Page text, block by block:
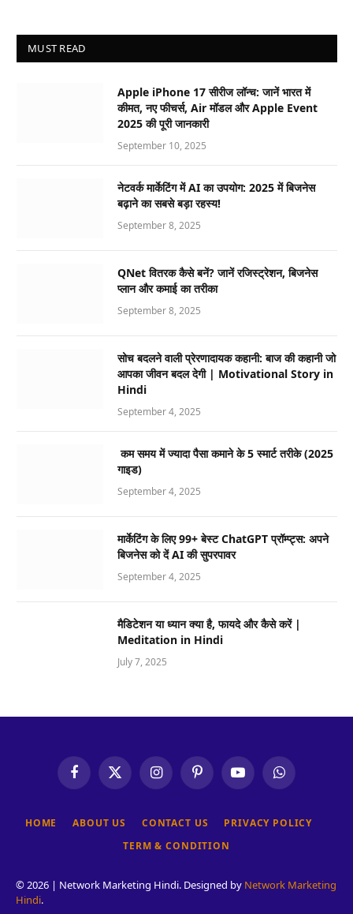
MUST READ
Apple iPhone 17 सीरीज लॉन्च: जानें भारत में
कीमत, नए फीचर्स, Air मॉडल और Apple Event
2025 की पूरी जानकारी
September 10, 2025
नेटवर्क मार्केटिंग में AI का उपयोग: 2025 में बिजनेस
बढ़ाने का सबसे बड़ा रहस्य!
September 8, 2025
QNet वितरक कैसे बनें? जानें रजिस्ट्रेशन, बिजनेस
प्लान और कमाई का तरीका
September 8, 2025
सोच बदलने वाली प्रेरणादायक कहानी: बाज की कहानी जो
आपका जीवन बदल देगी | Motivational Story in
Hindi
September 4, 2025
कम समय में ज्यादा पैसा कमाने के 5 स्मार्ट तरीके (2025
गाइड)
September 4, 2025
मार्केटिंग के लिए 99+ बेस्ट ChatGPT प्रॉम्प्ट्स: अपने
बिजनेस को दें AI की सुपरपावर
September 4, 2025
मैडिटेशन या ध्यान क्या है, फायदे और कैसे करें |
Meditation in Hindi
July 7, 2025
FacebookX
(Twitter)
InstagramPinterestYouTubeWhatsApp
HOME ABOUT US CONTACT US
PRIVACY POLICY
TERM & CONDITION
© 2026 | Network Marketing Hindi. Designed by Network Marketing
Hindi.